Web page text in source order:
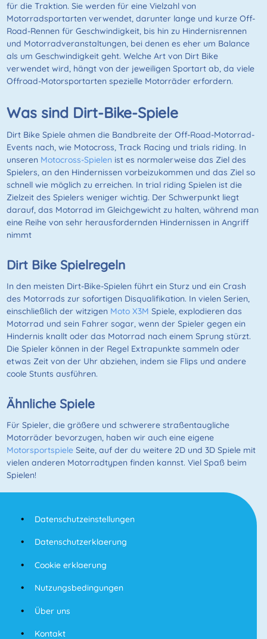
für die Traktion. Sie werden für eine Vielzahl von
Motorradsportarten verwendet, darunter lange und kurze Off-
Road-Rennen für Geschwindigkeit, bis hin zu Hindernisrennen
und Motorradveranstaltungen, bei denen es eher um Balance
als um Geschwindigkeit geht. Welche Art von Dirt Bike
verwendet wird, hängt von der jeweiligen Sportart ab, da viele
Offroad-Motorsportarten spezielle Motorräder erfordern.
Was sind Dirt-Bike-Spiele
Dirt Bike Spiele ahmen die Bandbreite der Off-Road-Motorrad-
Events nach, wie Motocross, Track Racing und trials riding. In
unseren Motocross-Spielen ist es normalerweise das Ziel des
Spielers, an den Hindernissen vorbeizukommen und das Ziel so
schnell wie möglich zu erreichen. In trial riding Spielen ist die
Zielzeit des Spielers weniger wichtig. Der Schwerpunkt liegt
darauf, das Motorrad im Gleichgewicht zu halten, während man
eine Reihe von sehr herausfordernden Hindernissen in Angriff
nimmt
Dirt Bike Spielregeln
In den meisten Dirt-Bike-Spielen führt ein Sturz und ein Crash
des Motorrads zur sofortigen Disqualifikation. In vielen Serien,
einschließlich der witzigen Moto X3M Spiele, explodieren das
Motorrad und sein Fahrer sogar, wenn der Spieler gegen ein
Hindernis knallt oder das Motorrad nach einem Sprung stürzt.
Die Spieler können in der Regel Extrapunkte sammeln oder
etwas Zeit von der Uhr abziehen, indem sie Flips und andere
coole Stunts ausführen.
Ähnliche Spiele
Für Spieler, die größere und schwerere straßentaugliche
Motorräder bevorzugen, haben wir auch eine eigene
MotorsportspieleSeite, auf der du weitere 2D und 3D Spiele mit
vielen anderen Motorradtypen finden kannst. Viel Spaß beim
Spielen!
Datenschutzeinstellungen
Datenschutzerklaerung
Cookie erklaerung
Nutzungsbedingungen
Über uns
Kontakt